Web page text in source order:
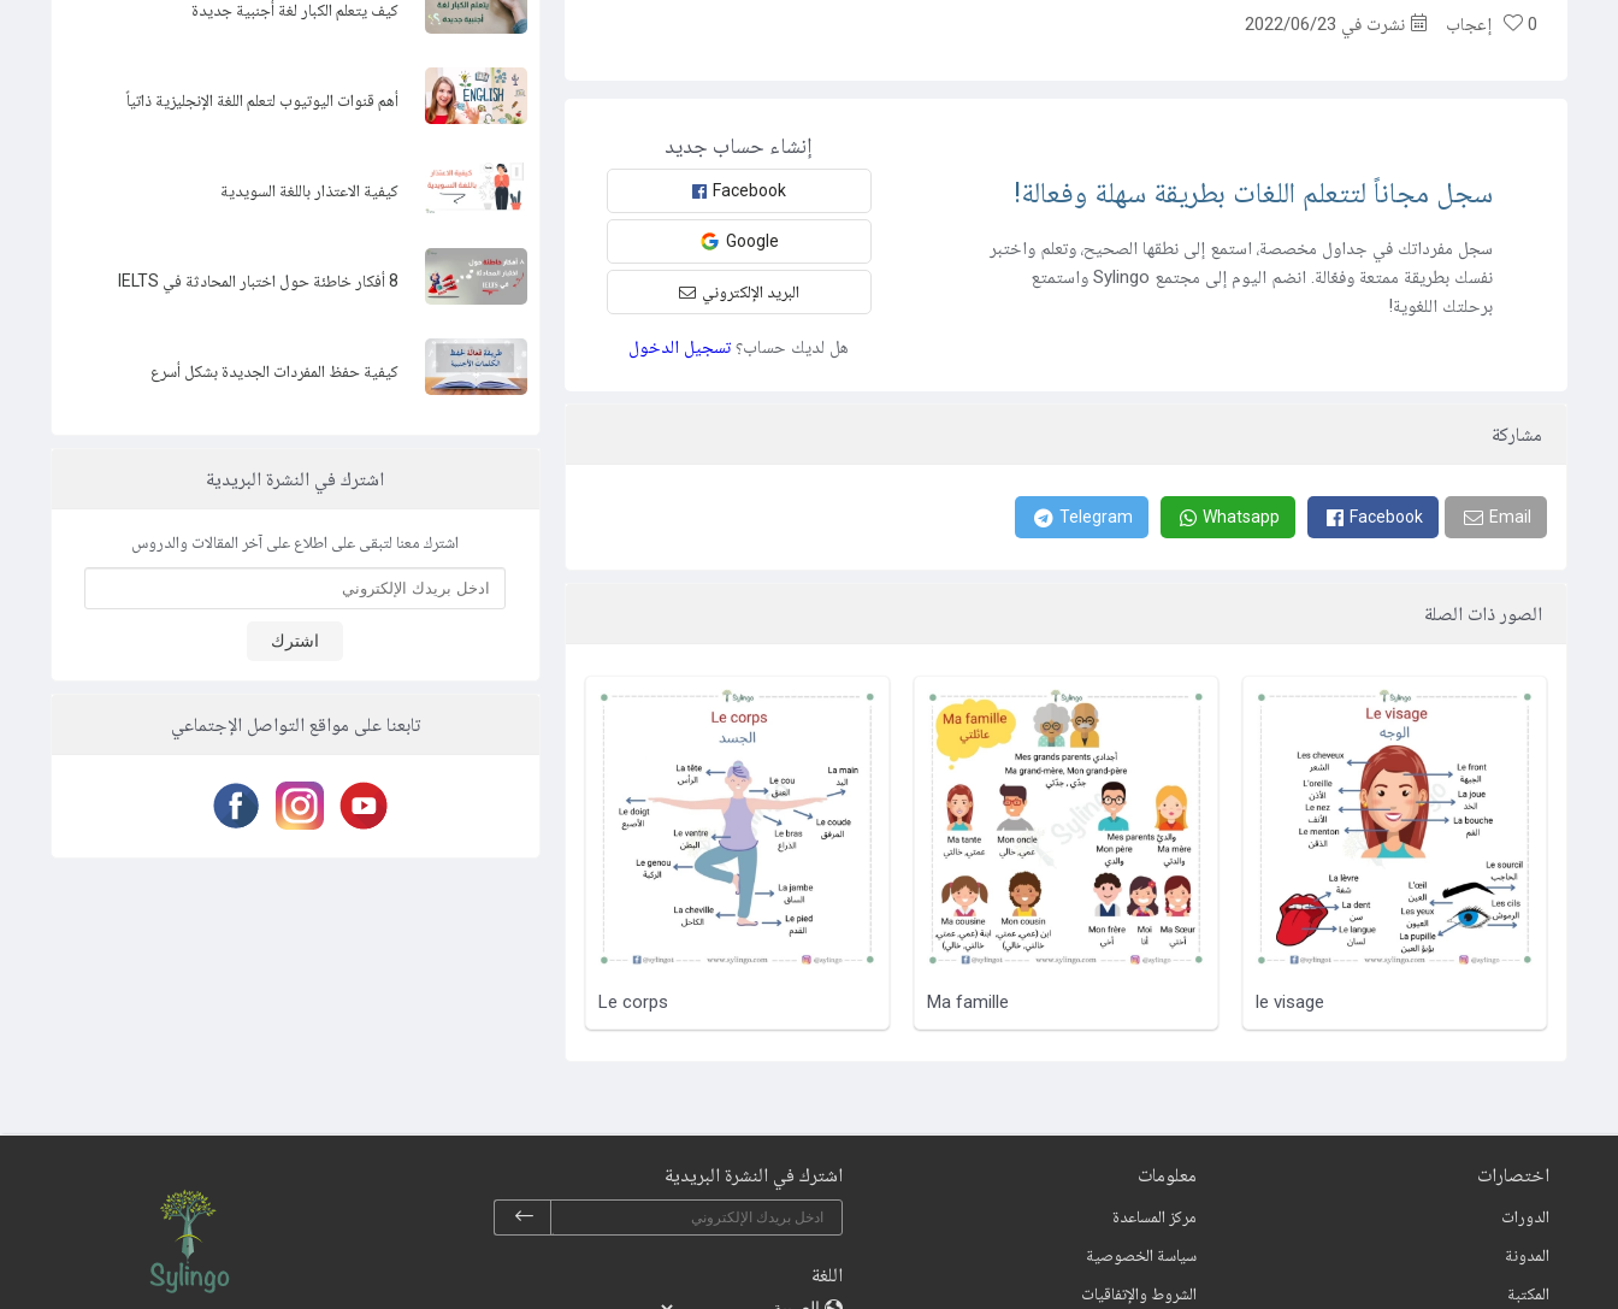
0 إعجاب نشرت في 2022/06/23
سجل مجاناً لتتعلم اللغات بطريقة سهلة وفعالة!
سجل مفرداتك في جداول مخصصة، استمع إلى نطقها الصحيح، وتعلم واختبر
نفسك بطريقة ممتعة وفعّالة. انضم اليوم إلى مجتمع Sylingo واستمتع
برحلتك اللغوية!
إنشاء حساب جديد
Facebook
Google
البريد الإلكتروني
هل لديك حساب؟ تسجيل الدخول
مشاركة
Email
Facebook
Whatsapp
Telegram
الصور ذات الصلة
le visage
Ma famille
Le corps
كيف يتعلم الكبار لغة أجنبية جديدة
أهم قنوات اليوتيوب لتعلم اللغة الإنجليزية ذاتياً
كيفية الاعتذار باللغة السويدية
8 أفكار خاطئة حول اختبار المحادثة في IELTS
كيفية حفظ المفردات الجديدة بشكل أسرع
اشترك في النشرة البريدية
اشترك معنا لتبقى على اطلاع على آخر المقالات والدروس
اشترك
تابعنا على مواقع التواصل الإجتماعي
اختصارات
الدورات
المدونة
المكتبة
معلومات
مركز المساعدة
سياسة الخصوصية
الشروط والإتفاقيات
اشترك في النشرة البريدية
اللغة